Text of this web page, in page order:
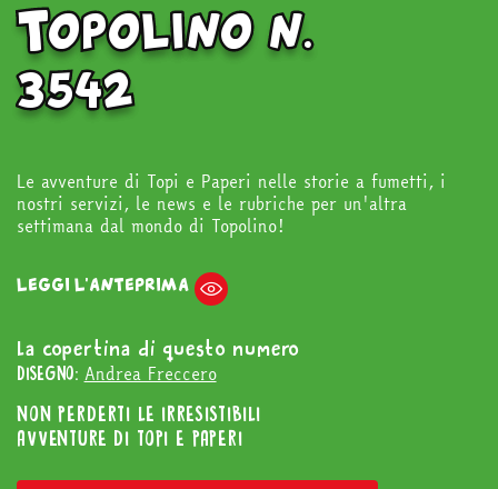
Topolino n.
3542
Le avventure di Topi e Paperi nelle storie a fumetti, i
nostri servizi, le news e le rubriche per un'altra
settimana dal mondo di Topolino!
LEGGI L'ANTEPRIMA
La copertina di questo numero
DISEGNO: Andrea Freccero
NON PERDERTI LE IRRESISTIBILI
AVVENTURE DI TOPI E PAPERI